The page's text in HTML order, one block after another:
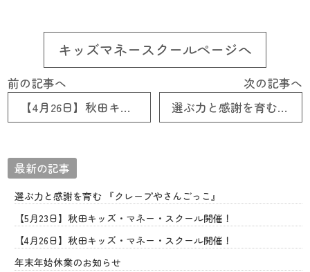
キッズマネースクールページへ
前の記事へ
【4月26日】秋田キッズ・マネー・スクール開催！
次の記事へ
選ぶ力と感謝を育む 『クレープやさんごっこ』
最新の記事
選ぶ力と感謝を育む 『クレープやさんごっこ』
【5月23日】秋田キッズ・マネー・スクール開催！
【4月26日】秋田キッズ・マネー・スクール開催！
年末年始休業のお知らせ